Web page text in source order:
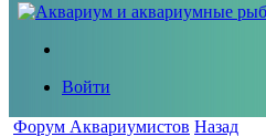
Войти
Форум Аквариумистов Назад